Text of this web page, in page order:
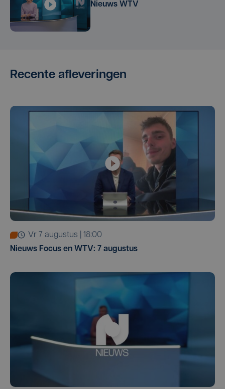
Nieuws WTV
Recente afleveringen
vr 7 augustus | 18:00
Nieuws Focus en WTV: 7 augustus